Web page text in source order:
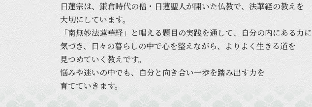
日蓮宗は、 鎌倉時代の僧・日蓮聖人が開いた仏教で、 法華経の教えを
大切にしています。
「南無妙法蓮華経」と唱える題目の実践を通して、 自分の内にある力に
気づき、
日々の暮らしの中で心を整えながら、 より よく 生きる道を
見つめていく 教えです。
悩みや迷いの中でも、 自分と向き合い一歩を踏み出す力を
育てていきます。